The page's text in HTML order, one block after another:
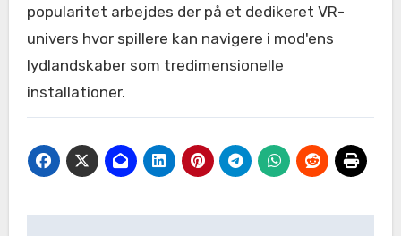
popularitet arbejdes der på et dedikeret VR-
univers hvor spillere kan navigere i mod'ens
lydlandskaber som tredimensionelle
installationer.